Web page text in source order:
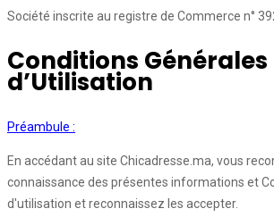
Société inscrite au registre de Commerce n°
Conditions Générales
d’Utilisation
Préambule :
En accédant au site Chicadresse.ma, vous
connaissance des présentes informations et
d'utilisation et reconnaissez les accepter.